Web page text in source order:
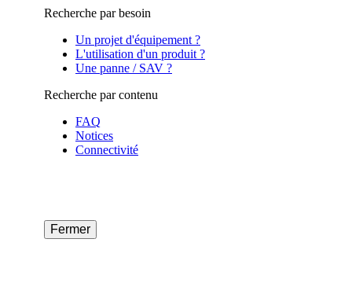
Recherche par besoin
Un projet d'équipement ?
L'utilisation d'un produit ?
Une panne / SAV ?
Recherche par contenu
FAQ
Notices
Connectivité
Fermer